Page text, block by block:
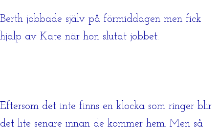
Berth jobbade själv på förmiddagen men fick
hjälp av Kate när hon slutat jobbet.
Eftersom det inte finns en klocka som ringer blir
det lite senare innan de kommer hem. Men så